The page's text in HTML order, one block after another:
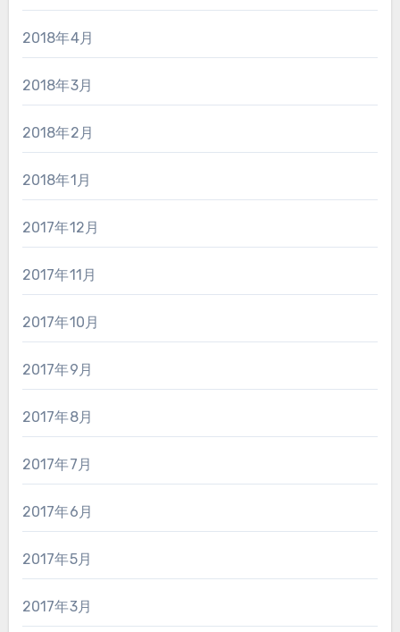
2018年4月
2018年3月
2018年2月
2018年1月
2017年12月
2017年11月
2017年10月
2017年9月
2017年8月
2017年7月
2017年6月
2017年5月
2017年3月